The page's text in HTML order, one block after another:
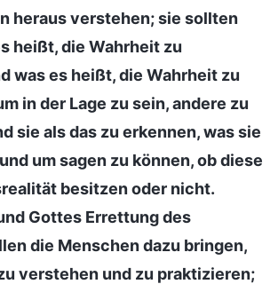
heraus verstehen; sie sollten
heißt, die Wahrheit zu
was es heißt, die Wahrheit zu
in der Lage zu sein, andere zu
sie als das zu erkennen, was sie
um sagen zu können, ob diese
besitzen oder nicht.
Gottes Errettung des
die Menschen dazu bringen,
verstehen und zu praktizieren;